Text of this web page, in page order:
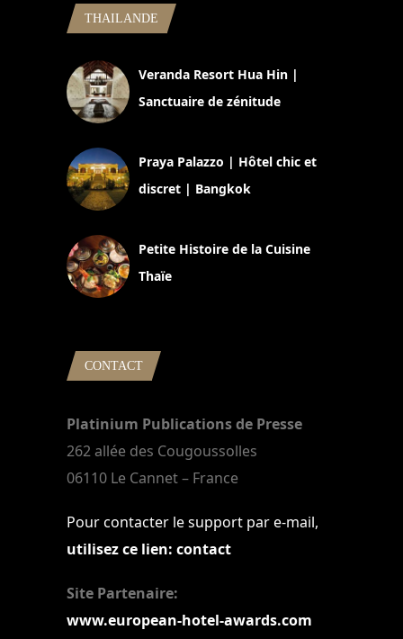
THAILANDE
Veranda Resort Hua Hin |
Sanctuaire de zénitude
Praya Palazzo | Hôtel chic et
discret | Bangkok
Petite Histoire de la Cuisine
Thaïe
CONTACT
Platinium Publications de Presse
262 allée des Cougoussolles
06110 Le Cannet – France
Pour contacter le support par e-mail,
utilisez ce lien: contact
Site Partenaire:
www.european-hotel-awards.com